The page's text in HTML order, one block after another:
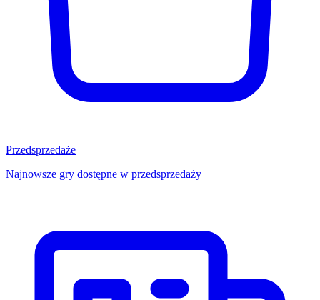
Przedsprzedaże
Najnowsze gry dostępne w przedsprzedaży